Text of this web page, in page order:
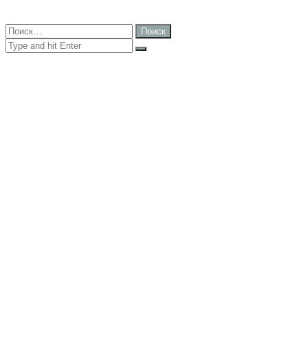
Close
Найти:
Close
Search